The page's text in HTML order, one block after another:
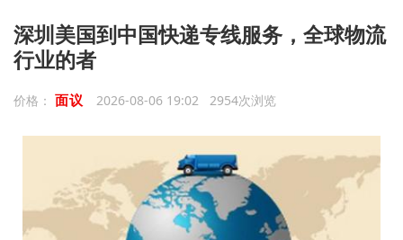
深圳美国到中国快递专线服务，全球物流
行业的者
价格： 面议 2026-08-06 19:02 2954次浏览